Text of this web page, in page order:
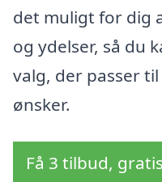
det muligt for dig
og ydelser, så du
valg, der passer
ønsker.
Få 3 tilbud,